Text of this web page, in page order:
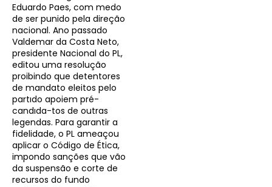
Eduardo Paes, com medo
de ser punido pela direção
nacional. Ano passado
Valdemar da Costa Neto,
presidente Nacional do PL,
editou uma resolução
proibindo que detentores
de mandato eleitos pelo
partıdo apoiem pré-
candıda-tos de outras
legendas. Para garantir a
fidelidade, o PL ameaçou
aplicar o Código de Ética,
impondo sanções que vão
da suspensão e corte de
recursos do fundo